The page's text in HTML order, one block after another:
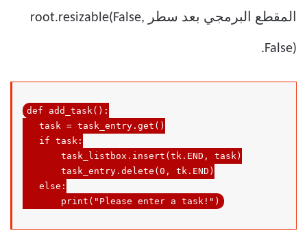
المقطع البرمجي بعد سطر root.resizable(False,
False).
def add_task () :
task = task_entry.get()
if task:
task_listbox .insert (tk .END , task )
task_entry .delete (0, tk .END )
else :
print ( "Please enter a task!" )